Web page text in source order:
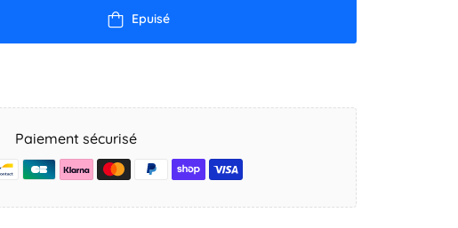
Epuisé
Paiement sécurisé